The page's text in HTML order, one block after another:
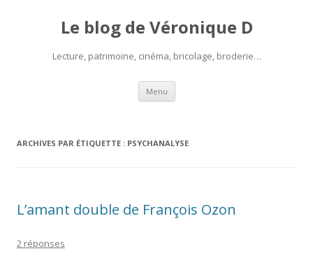
Le blog de Véronique D
Lecture, patrimoine, cinéma, bricolage, broderie…
Menu Aller
contenu
ARCHIVES PAR ÉTIQUETTE : PSYCHANALYSE
L’amant double de François Ozon
2 réponses